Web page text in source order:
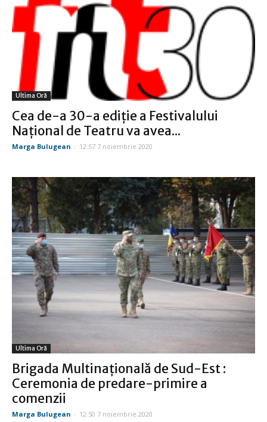
Ultima Oră
Cea de-a 30-a ediție a Festivalului
Național de Teatru va avea...
Marga Bulugean - 12:57 7 noiembrie 2020
Ultima Oră
Brigada Multinațională de Sud-Est :
Ceremonia de predare-primire a
comenzii
Marga Bulugean - 12:50 7 noiembrie 2020